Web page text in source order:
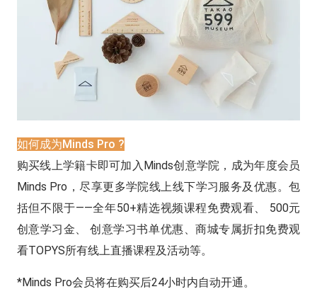
如何成为Minds Pro ?
购买线上学籍卡即可加入Minds创意学院，成为年度会员
Minds Pro，尽享更多学院线上线下学习服务及优惠。包
括但不限于——全年50+精选视频课程免费观看、 500元
创意学习金、 创意学习书单优惠、商城专属折扣免费观
看TOPYS所有线上直播课程及活动等。
*Minds Pro会员将在购买后24小时内自动开通。